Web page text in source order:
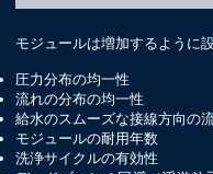
モジュールは増加するように
圧力分布の均一性
流れの分布の均一性
給水のスムーズな接線方向の
モジュールの耐用年数
洗浄サイクルの有効性